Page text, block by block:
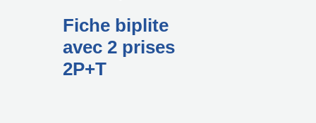
Fiche biplite
avec 2 prises
2P+T